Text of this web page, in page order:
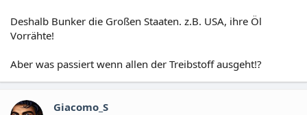
Deshalb Bunker die Großen Staaten. z.B. USA, ihre Öl
Vorrähte!
Aber was passiert wenn allen der Treibstoff ausgeht!?
Giacomo_S